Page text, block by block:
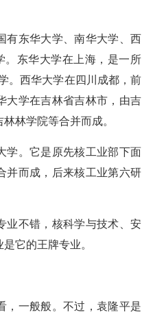
有东华大学、南华大学、西
东华大学在上海，是一所
。西华大学在四川成都，前
大学在吉林省吉林市，由吉
林学院等合并而成。
学。它是原先核工业部下面
并而成，后来核工业第六研
业不错，核科学与技术、安
它的王牌专业。
，一般般。不过，袁隆平是